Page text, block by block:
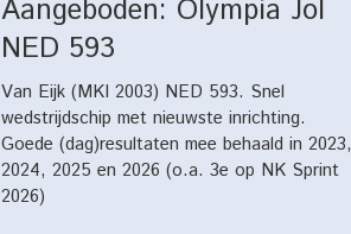
Aangeboden: Olympia Jol
NED 593
Van Eijk (MKI 2003) NED 593. Snel
wedstrijdschip met nieuwste inrichting.
Goede (dag)resultaten mee behaald in 2023,
2024, 2025 en 2026 (o.a. 3e op NK Sprint
2026)